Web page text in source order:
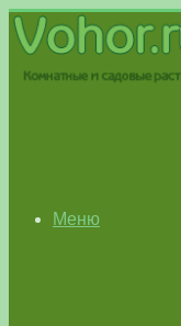
Меню